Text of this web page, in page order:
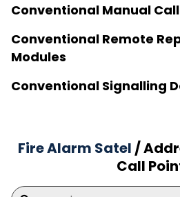
Conventional Manual
Conventional Remote
Modules
Conventional Signalling
Fire Alarm Satel /
Call